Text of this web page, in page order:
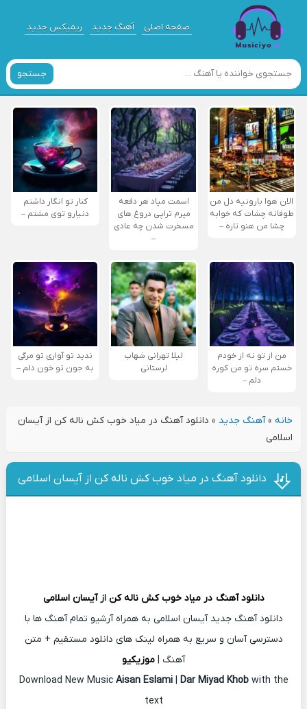
صفحه اصلی آهنگ جدید ریمیکس جدید
جستجو
الان هوا بارونیه دل من
طوفانه چشات که خوابه
چشا من هنو تاره –
اسمت میاد هر دفعه
میرم تراپی دروغ‌ های
مسخرت شدن چه عادی
–
کنار تو انگار داشتم
دنیارو توی مشتم –
من از تو نه از خودم
خستم سره تو من کوره
دلم –
لیلا تهرانی شهاب
لرستانی
ندید تو آواری تو مرگی
به جون تو خون دلم –
خانه»آهنگ جدید » دانلود آهنگ در میاد خوب کش ناله کن از آیسان
اسلامی
دانلود آهنگ در میاد خوب کش ناله کن از آیسان اسلامی
دانلود آهنگ در میاد خوب کش ناله کن ازآیسان اسلامی
دانلود آهنگ جدید آیسان اسلامی به همراه آرشیو تمام آهنگ ها با
دسترسی آسان و سریع به همراه لینک های دانلود مستقیم + متن
آهنگ | موزیکیو
Download New Music Aisan Eslami| Dar Miyad Khob with the
text